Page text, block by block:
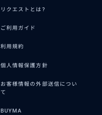
リクエストとは?
ご利用ガイド
利用規約
個人情報保護方針
お客様情報の外部送信につい
て
BUYMA